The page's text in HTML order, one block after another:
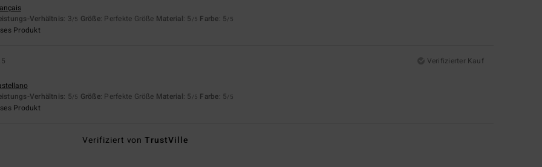
Verhältnis: 3/5 Größe: Perfekte Größe Material: 5 /5 Farbe: 5/5
Produkt
Verifizierter Kauf
Verhältnis: 5/5 Größe: Perfekte Größe Material: 5 /5 Farbe: 5/5
Produkt
Verifiziert vonTrustVille